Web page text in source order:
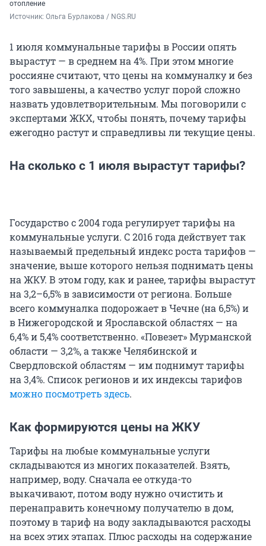
отопление
Источник: Ольга Бурлакова / NGS.RU
1 июля коммунальные тарифы в России опять
вырастут — в среднем на 4%. При этом многие
россияне считают, что цены на коммуналку и без
того завышены, а качество услуг порой сложно
назвать удовлетворительным. Мы поговорили с
экспертами ЖКХ, чтобы понять, почему тарифы
ежегодно растут и справедливы ли текущие цены.
На сколько с 1 июля вырастут тарифы?
Государство с 2004 года регулирует тарифы на
коммунальные услуги. С 2016 года действует так
называемый предельный индекс роста тарифов —
значение, выше которого нельзя поднимать цены
на ЖКУ. В этом году, как и ранее, тарифы вырастут
на 3,2–6,5% в зависимости от региона. Больше
всего коммуналка подорожает в Чечне (на 6,5%) и
в Нижегородской и Ярославской областях — на
6,4% и 5,4% соответственно. «Повезет» Мурманской
области — 3,2%, а также Челябинской и
Свердловской областям — им поднимут тарифы
на 3,4%. Список регионов и их индексы тарифов
можно посмотреть здесь.
Как формируются цены на ЖКУ
Тарифы на любые коммунальные услуги
складываются из многих показателей. Взять,
например, воду. Сначала ее откуда-то
выкачивают, потом воду нужно очистить и
перенаправить конечному получателю в дом,
поэтому в тариф на воду закладываются расходы
на всех этих этапах. Плюс расходы на содержание